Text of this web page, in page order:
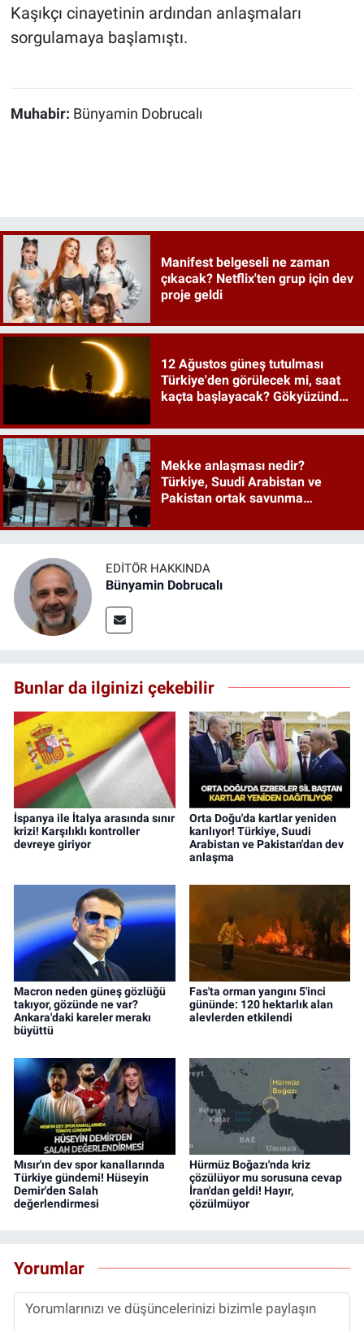
Kaşıkçı cinayetinin ardından anlaşmaları
sorgulamaya başlamıştı.
Muhabir: Bünyamin Dobrucalı
Manifest belgeseli ne zaman
çıkacak? Netflix'ten grup için dev
proje geldi
12 Ağustos güneş tutulması
Türkiye'den görülecek mi, saat
kaçta başlayacak? Gökyüzünde
Mekke anlaşması nedir?
Türkiye, Suudi Arabistan ve
Pakistan ortak savunma
EDITÖR HAKKINDA
Bünyamin Dobrucalı
Bunlar da ilginizi çekebilir
İspanya ile İtalya arasında sınır
krizi! Karşılıklı kontroller
devreye giriyor
Orta Doğu'da kartlar yeniden
karılıyor! Türkiye, Suudi
Arabistan ve Pakistan'dan dev
anlaşma
Macron neden güneş gözlüğü
takıyor, gözünde ne var?
Ankara'daki kareler merakı
büyüttü
Fas'ta orman yangını 5'inci
gününde: 120 hektarlık alan
alevlerden etkilendi
Mısır'ın dev spor kanallarında
Türkiye gündemi! Hüseyin
Demir'den Salah
değerlendirmesi
Hürmüz Boğazı'nda kriz
çözülüyor mu sorusuna cevap
İran'dan geldi! Hayır,
çözülmüyor
Yorumlar